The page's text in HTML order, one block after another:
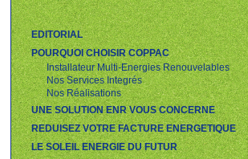
EDITORIAL
POURQUOI CHOISIR COPPAC
Installateur Multi-Energies Renouvelables
Nos Services Integrés
Nos Réalisations
UNE SOLUTION ENR VOUS CONCERNE
REDUISEZ VOTRE FACTURE ENERGETIQUE
LE SOLEIL ENERGIE DU FUTUR